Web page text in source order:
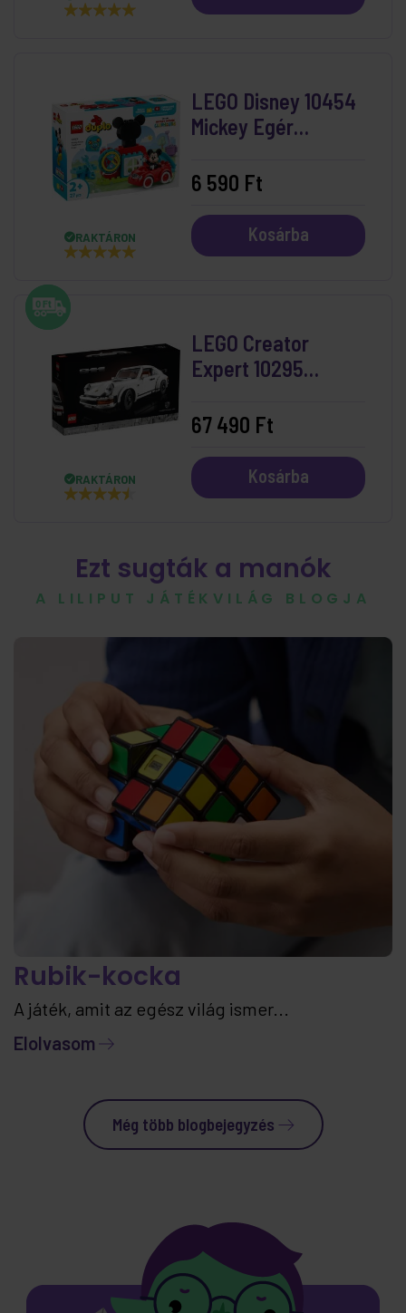
RAKTÁRON
LEGO Disney 10454
Mickey Egér
Autója
6 590 Ft
Kosárba
RAKTÁRON
LEGO Creator
Expert 10295
67 490 Ft
Kosárba
Ezt sugták a manók
A LILIPUT JÁTÉKVILÁG BLOGJA
Rubik-kocka
A játék, amit az egész világ ismer...
Elolvasom
Még több blogbejegyzés